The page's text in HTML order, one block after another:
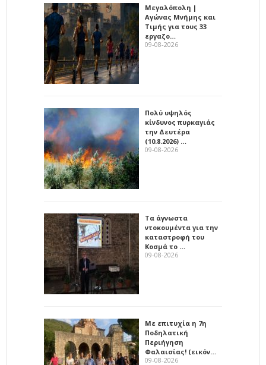
Μεγαλόπολη |
Αγώνας Μνήμης και
Τιμής για τους 33
εργαζο…
09-08-2026
Πολύ υψηλός
κίνδυνος πυρκαγιάς
την Δευτέρα
(10.8.2026) …
09-08-2026
Τα άγνωστα
ντοκουμέντα για την
καταστροφή του
Κοσμά το …
09-08-2026
Με επιτυχία η 7η
Ποδηλατική
Περιήγηση
Φαλαισίας! (εικόν…
09-08-2026